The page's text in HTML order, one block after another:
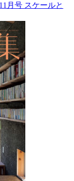
月号 スケールと